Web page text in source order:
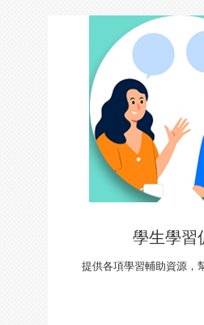
學生學習
提供各項學習輔助資源，